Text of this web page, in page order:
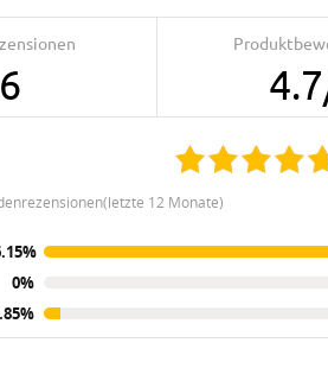
4.7
12 Monate)
0%